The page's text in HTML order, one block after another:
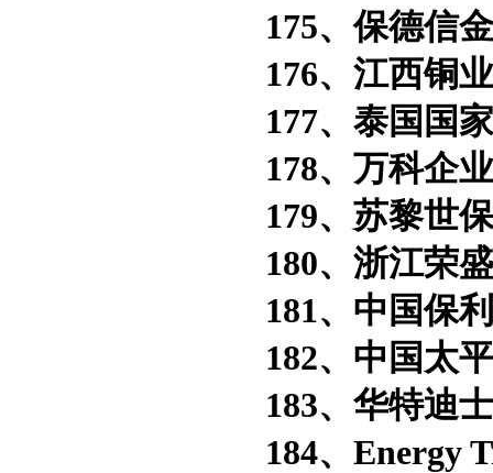
175、保德信金
176、江西铜业
177、泰国国家
178、万科企业
179、苏黎世保
180、浙江荣盛
181、中国保利
182、中国太平
183、华特迪士
184、Energy